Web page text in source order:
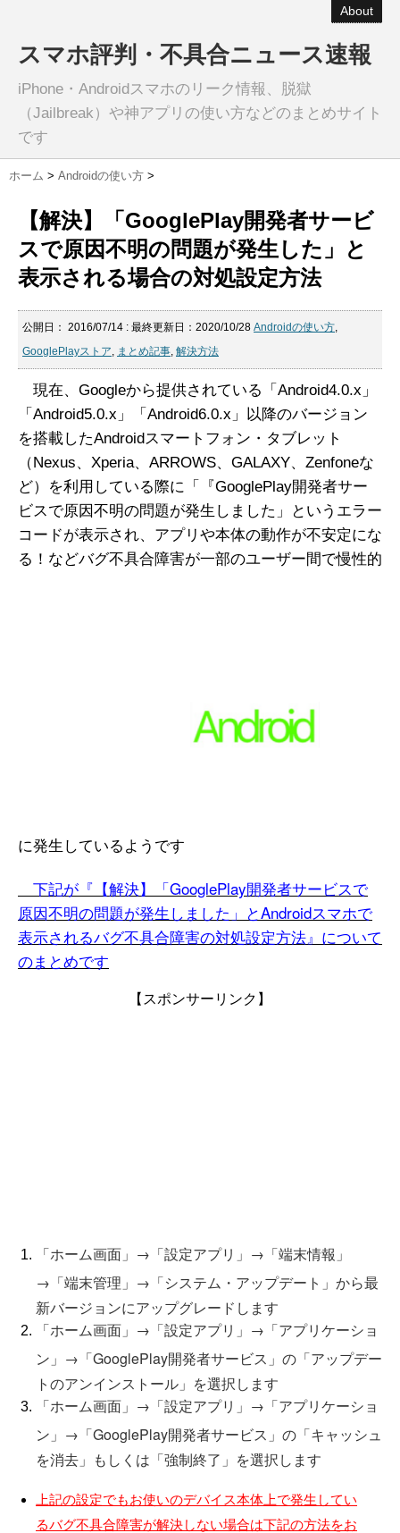
About
スマホ評判・不具合ニュース速報
iPhone・Androidスマホのリーク情報、脱獄
（Jailbreak）や神アプリの使い方などのまとめサイト
です
ホーム > Androidの使い方 >
【解決】「GooglePlay開発者サービ
スで原因不明の問題が発生した」と
表示される場合の対処設定方法
公開日： 2016/07/14 : 最終更新日：2020/10/28 Androidの使い方,
GooglePlayストア, まとめ記事, 解決方法
現在、Googleから提供されている「Android4.0.x」
「Android5.0.x」「Android6.0.x」以降のバージョン
を搭載したAndroidスマートフォン・タブレット
（Nexus、Xperia、ARROWS、GALAXY、Zenfoneな
ど）を利用している際に「『GooglePlay開発者サー
ビスで原因不明の問題が発生しました」というエラー
コードが表示され、アプリや本体の動作が不安定にな
る！ などバグ不具合障害が一部のユーザー間で慢性的
に発生しているようです
下記が『【解決】「GooglePlay開発者サービスで
原因不明の問題が発生しました」とAndroidスマホで
表示されるバグ不具合障害の対処設定方法』について
のまとめです
【スポンサーリンク】
「ホーム画面」→「設定アプリ」→「端末情報」
→「端末管理」→「システム・アップデート」から最
新バージョンにアップグレードします
「ホーム画面」→「設定アプリ」→「アプリケーショ
ン」→「GooglePlay開発者サービス」の「アップデー
トのアンインストール」を選択します
「ホーム画面」→「設定アプリ」→「アプリケーショ
ン」→「GooglePlay開発者サービス」の「キャッシュ
を消去」もしくは「強制終了」を選択します
上記の設定でもお使いのデバイス本体上で発生してい
るバグ不具合障害が解決しない場合は下記の方法をお